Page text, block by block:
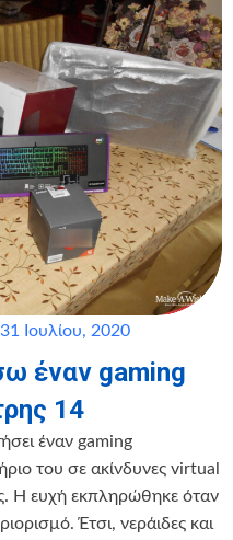
31 Ιουλίου, 2020
έναν gaming
14
έναν gaming
του σε ακίνδυνες virtual
Η ευχή εκπληρώθηκε όταν
Έτσι, νεράιδες και